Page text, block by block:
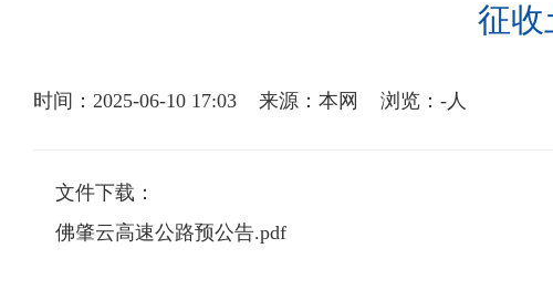
征收
时间：2025-06-10 17:03 来源：本网 浏览： -人
文件下载：
佛肇云高速公路预公告.pdf